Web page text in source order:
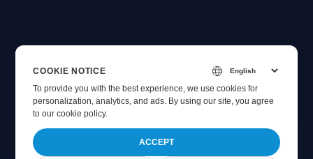
COOKIE NOTICE
To provide you with the best experience, we use cookies for
personalization, analytics, and ads. By using our site, you agree
toour cookie policy.
ACCEPT